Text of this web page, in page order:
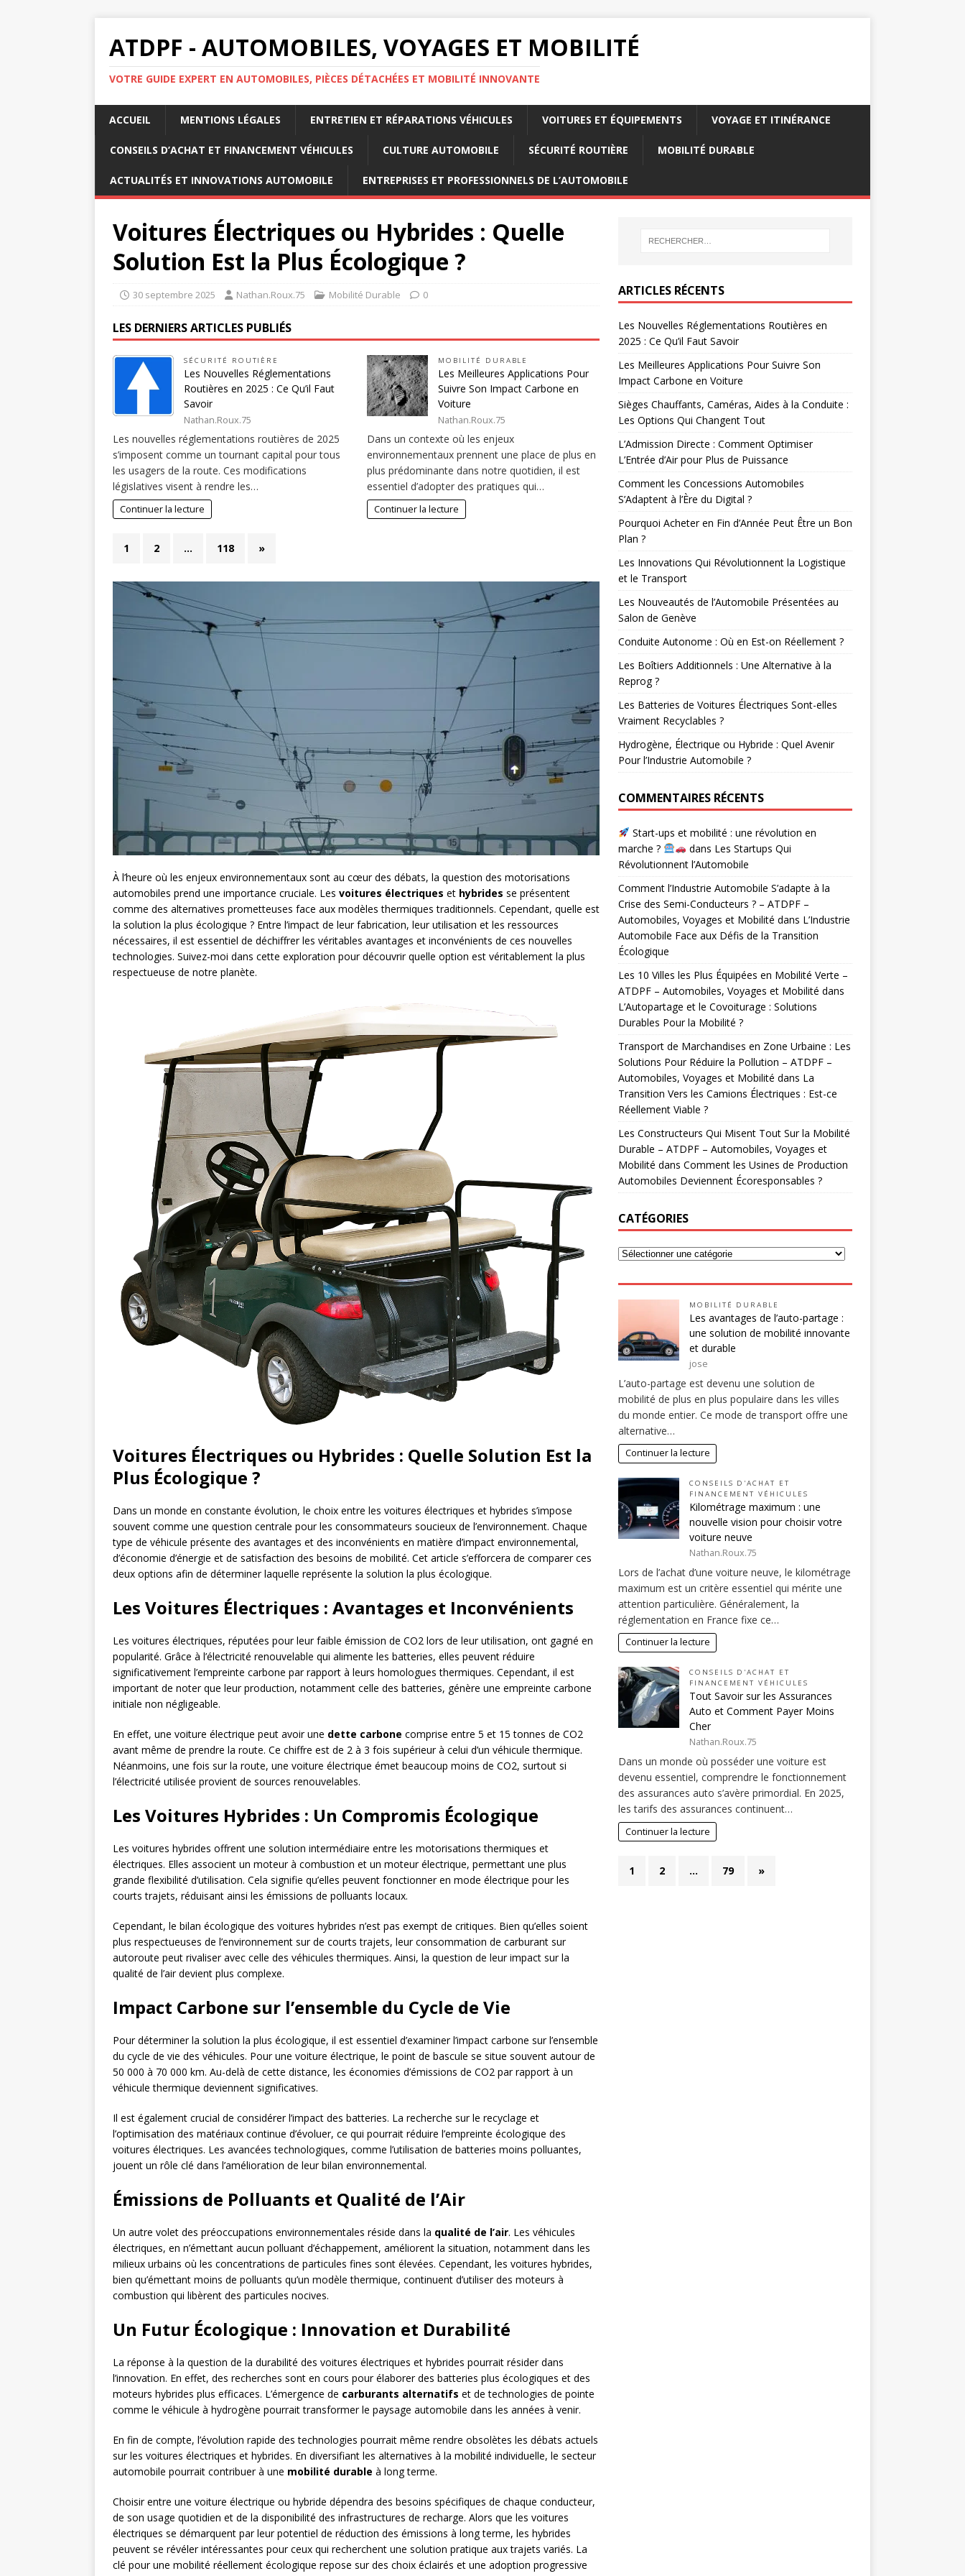
ATDPF - AUTOMOBILES, VOYAGES ET MOBILITÉ
VOTRE GUIDE EXPERT EN AUTOMOBILES, PIÈCES DÉTACHÉES ET MOBILITÉ INNOVANTE
ACCUEIL MENTIONS LÉGALES ENTRETIEN ET RÉPARATIONS VÉHICULES VOITURES ET ÉQUIPEMENTS VOYAGE ET ITINÉRANCE
CONSEILS D’ACHAT ET FINANCEMENT VÉHICULES CULTURE AUTOMOBILE SÉCURITÉ ROUTIÈRE MOBILITÉ DURABLE
ACTUALITÉS ET INNOVATIONS AUTOMOBILE ENTREPRISES ET PROFESSIONNELS DE L’AUTOMOBILE
Voitures Électriques ou Hybrides : Quelle
Solution Est la Plus Écologique ?
30 septembre 2025 Nathan.Roux.75 Mobilité Durable 0
LES DERNIERS ARTICLES PUBLIÉS
SÉCURITÉ ROUTIÈRE
Les Nouvelles Réglementations
Routières en 2025 : Ce Qu’il Faut
Savoir
Nathan.Roux.75
Les nouvelles réglementations routières de 2025
s’imposent comme un tournant capital pour tous
les usagers de la route. Ces modifications
législatives visent à rendre les…
Continuer la lecture
MOBILITÉ DURABLE
Les Meilleures Applications Pour
Suivre Son Impact Carbone en
Voiture
Nathan.Roux.75
Dans un contexte où les enjeux
environnementaux prennent une place de plus en
plus prédominante dans notre quotidien, il est
essentiel d’adopter des pratiques qui…
Continuer la lecture
1 2 … 118 »
À l’heure où les enjeux environnementaux sont au cœur des débats, la question des motorisations
automobiles prend une importance cruciale. Les voitures électriques et hybrides se présentent
comme des alternatives prometteuses face aux modèles thermiques traditionnels. Cependant, quelle est
la solution la plus écologique ? Entre l’impact de leur fabrication, leur utilisation et les ressources
nécessaires, il est essentiel de déchiffrer les véritables avantages et inconvénients de ces nouvelles
technologies. Suivez-moi dans cette exploration pour découvrir quelle option est véritablement la plus
respectueuse de notre planète.
Voitures Électriques ou Hybrides : Quelle Solution Est la
Plus Écologique ?
Dans un monde en constante évolution, le choix entre les voitures électriques et hybrides s’impose
souvent comme une question centrale pour les consommateurs soucieux de l’environnement. Chaque
type de véhicule présente des avantages et des inconvénients en matière d’impact environnemental,
d’économie d’énergie et de satisfaction des besoins de mobilité. Cet article s’efforcera de comparer ces
deux options afin de déterminer laquelle représente la solution la plus écologique.
Les Voitures Électriques : Avantages et Inconvénients
Les voitures électriques, réputées pour leur faible émission de CO2 lors de leur utilisation, ont gagné en
popularité. Grâce à l’électricité renouvelable qui alimente les batteries, elles peuvent réduire
significativement l’empreinte carbone par rapport à leurs homologues thermiques. Cependant, il est
important de noter que leur production, notamment celle des batteries, génère une empreinte carbone
initiale non négligeable.
En effet, une voiture électrique peut avoir une dette carbone comprise entre 5 et 15 tonnes de CO2
avant même de prendre la route. Ce chiffre est de 2 à 3 fois supérieur à celui d’un véhicule thermique.
Néanmoins, une fois sur la route, une voiture électrique émet beaucoup moins de CO2, surtout si
l’électricité utilisée provient de sources renouvelables.
Les Voitures Hybrides : Un Compromis Écologique
Les voitures hybrides offrent une solution intermédiaire entre les motorisations thermiques et
électriques. Elles associent un moteur à combustion et un moteur électrique, permettant une plus
grande flexibilité d’utilisation. Cela signifie qu’elles peuvent fonctionner en mode électrique pour les
courts trajets, réduisant ainsi les émissions de polluants locaux.
Cependant, le bilan écologique des voitures hybrides n’est pas exempt de critiques. Bien qu’elles soient
plus respectueuses de l’environnement sur de courts trajets, leur consommation de carburant sur
autoroute peut rivaliser avec celle des véhicules thermiques. Ainsi, la question de leur impact sur la
qualité de l’air devient plus complexe.
Impact Carbone sur l’ensemble du Cycle de Vie
Pour déterminer la solution la plus écologique, il est essentiel d’examiner l’impact carbone sur l’ensemble
du cycle de vie des véhicules. Pour une voiture électrique, le point de bascule se situe souvent autour de
50 000 à 70 000 km. Au-delà de cette distance, les économies d’émissions de CO2 par rapport à un
véhicule thermique deviennent significatives.
Il est également crucial de considérer l’impact des batteries. La recherche sur le recyclage et
l’optimisation des matériaux continue d’évoluer, ce qui pourrait réduire l’empreinte écologique des
voitures électriques. Les avancées technologiques, comme l’utilisation de batteries moins polluantes,
jouent un rôle clé dans l’amélioration de leur bilan environnemental.
Émissions de Polluants et Qualité de l’Air
Un autre volet des préoccupations environnementales réside dans la qualité de l’air. Les véhicules
électriques, en n’émettant aucun polluant d’échappement, améliorent la situation, notamment dans les
milieux urbains où les concentrations de particules fines sont élevées. Cependant, les voitures hybrides,
bien qu’émettant moins de polluants qu’un modèle thermique, continuent d’utiliser des moteurs à
combustion qui libèrent des particules nocives.
Un Futur Écologique : Innovation et Durabilité
La réponse à la question de la durabilité des voitures électriques et hybrides pourrait résider dans
l’innovation. En effet, des recherches sont en cours pour élaborer des batteries plus écologiques et des
moteurs hybrides plus efficaces. L’émergence de carburants alternatifs et de technologies de pointe
comme le véhicule à hydrogène pourrait transformer le paysage automobile dans les années à venir.
En fin de compte, l’évolution rapide des technologies pourrait même rendre obsolètes les débats actuels
sur les voitures électriques et hybrides. En diversifiant les alternatives à la mobilité individuelle, le secteur
automobile pourrait contribuer à une mobilité durable à long terme.
Choisir entre une voiture électrique ou hybride dépendra des besoins spécifiques de chaque conducteur,
de son usage quotidien et de la disponibilité des infrastructures de recharge. Alors que les voitures
électriques se démarquent par leur potentiel de réduction des émissions à long terme, les hybrides
peuvent se révéler intéressantes pour ceux qui recherchent une solution pratique aux trajets variés. La
clé pour une mobilité réellement écologique repose sur des choix éclairés et une adoption progressive
ARTICLES RÉCENTS
Les Nouvelles Réglementations Routières en
2025 : Ce Qu’il Faut Savoir
Les Meilleures Applications Pour Suivre Son
Impact Carbone en Voiture
Sièges Chauffants, Caméras, Aides à la Conduite :
Les Options Qui Changent Tout
L’Admission Directe : Comment Optimiser
L’Entrée d’Air pour Plus de Puissance
Comment les Concessions Automobiles
S’Adaptent à l’Ère du Digital ?
Pourquoi Acheter en Fin d’Année Peut Être un Bon
Plan ?
Les Innovations Qui Révolutionnent la Logistique
et le Transport
Les Nouveautés de l’Automobile Présentées au
Salon de Genève
Conduite Autonome : Où en Est-on Réellement ?
Les Boîtiers Additionnels : Une Alternative à la
Reprog ?
Les Batteries de Voitures Électriques Sont-elles
Vraiment Recyclables ?
Hydrogène, Électrique ou Hybride : Quel Avenir
Pour l’Industrie Automobile ?
COMMENTAIRES RÉCENTS
Start-ups et mobilité : une révolution en
marche ?
dans Les Startups Qui
Révolutionnent l’Automobile
Comment l’Industrie Automobile S’adapte à la
Crise des Semi-Conducteurs ? – ATDPF –
Automobiles, Voyages et Mobilité dans L’Industrie
Automobile Face aux Défis de la Transition
Écologique
Les 10 Villes les Plus Équipées en Mobilité Verte –
ATDPF – Automobiles, Voyages et Mobilité dans
L’Autopartage et le Covoiturage : Solutions
Durables Pour la Mobilité ?
Transport de Marchandises en Zone Urbaine : Les
Solutions Pour Réduire la Pollution – ATDPF –
Automobiles, Voyages et Mobilité dans La
Transition Vers les Camions Électriques : Est-ce
Réellement Viable ?
Les Constructeurs Qui Misent Tout Sur la Mobilité
Durable – ATDPF – Automobiles, Voyages et
Mobilité dans Comment les Usines de Production
Automobiles Deviennent Écoresponsables ?
CATÉGORIES
MOBILITÉ DURABLE
Les avantages de l’auto-partage :
une solution de mobilité innovante
et durable
jose
L’auto-partage est devenu une solution de
mobilité de plus en plus populaire dans les villes
du monde entier. Ce mode de transport offre une
alternative…
Continuer la lecture
CONSEILS D'ACHAT ET
FINANCEMENT VÉHICULES
Kilométrage maximum : une
nouvelle vision pour choisir votre
voiture neuve
Nathan.Roux.75
Lors de l’achat d’une voiture neuve, le kilométrage
maximum est un critère essentiel qui mérite une
attention particulière. Généralement, la
réglementation en France fixe ce…
Continuer la lecture
CONSEILS D'ACHAT ET
FINANCEMENT VÉHICULES
Tout Savoir sur les Assurances
Auto et Comment Payer Moins
Cher
Nathan.Roux.75
Dans un monde où posséder une voiture est
devenu essentiel, comprendre le fonctionnement
des assurances auto s’avère primordial. En 2025,
les tarifs des assurances continuent…
Continuer la lecture
1 2 … 79 »